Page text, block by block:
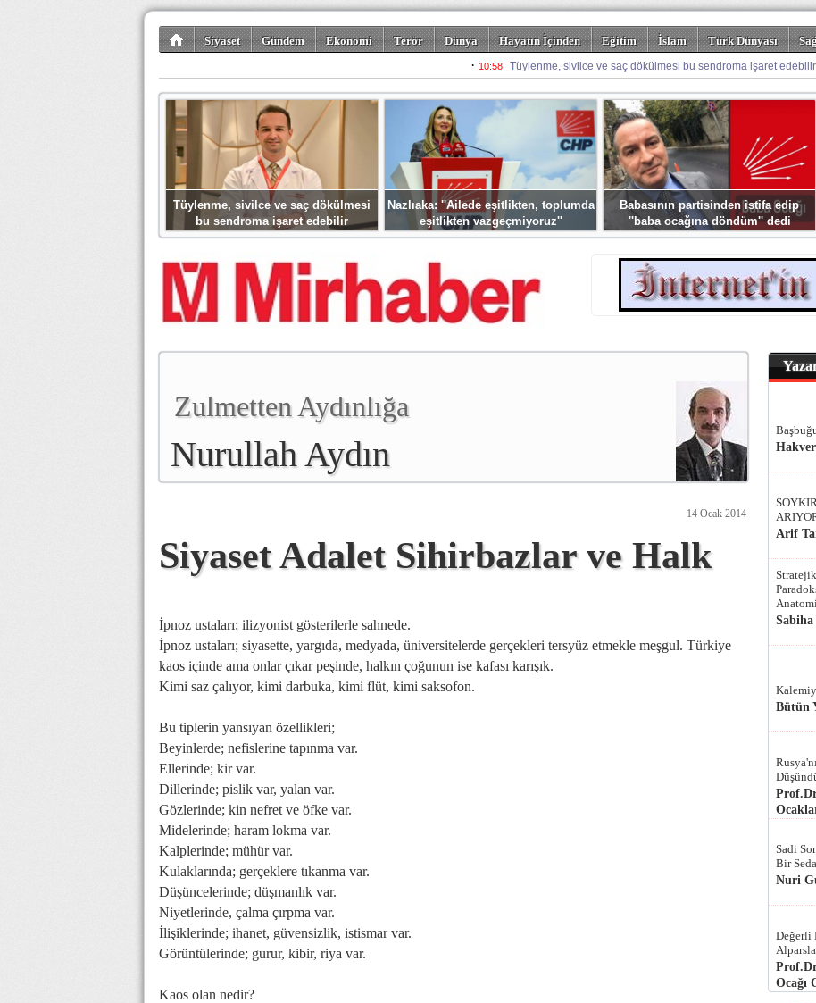
Siyaset Gündem Ekonomi Terör Dünya Hayatın İçinden Eğitim İslam Türk Dünyası
Misafir Kalem Foto Galeriler
Tüylenme, sivilce ve saç dökülmesi
bu sendroma işaret edebilir
Nazlıaka: ''Ailede eşitlikten, toplumda
eşitlikten vazgeçmiyoruz''
Babasının partisinden istifa edip
''baba ocağına döndüm'' dedi
Zulmetten Aydınlığa
Nurullah Aydın
14 Ocak 2014
Siyaset Adalet Sihirbazlar ve Halk
İpnoz ustaları; ilizyonist gösterilerle sahnede.
İpnoz ustaları; siyasette, yargıda, medyada, üniversitelerde gerçekleri tersyüz etmekle meşgul. Türkiye
kaos içinde ama onlar çıkar peşinde, halkın çoğunun ise kafası karışık.
Kimi saz çalıyor, kimi darbuka, kimi flüt, kimi saksofon.
Bu tiplerin yansıyan özellikleri;
Beyinlerde; nefislerine tapınma var.
Ellerinde; kir var.
Dillerinde; pislik var, yalan var.
Gözlerinde; kin nefret ve öfke var.
Midelerinde; haram lokma var.
Kalplerinde; mühür var.
Kulaklarında; gerçeklere tıkanma var.
Düşüncelerinde; düşmanlık var.
Niyetlerinde, çalma çırpma var.
İlişiklerinde; ihanet, güvensizlik, istismar var.
Görüntülerinde; gurur, kibir, riya var.
Kaos olan nedir?
Arif
Sabiha
Bütün
Sadi
Bir
Nuri
Değerli
Ocağı